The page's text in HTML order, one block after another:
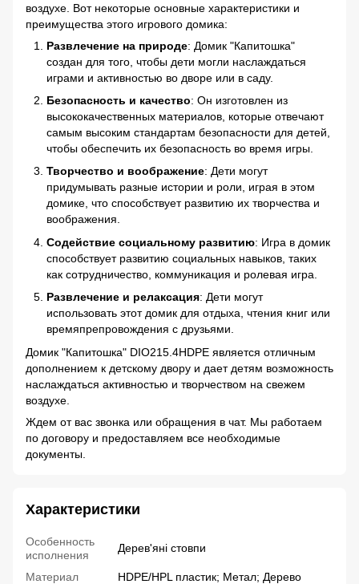
воздухе. Вот некоторые основные характеристики и
преимущества этого игрового домика:
Развлечение на природе: Домик "Капитошка"
создан для того, чтобы дети могли наслаждаться
играми и активностью во дворе или в саду.
Безопасность и качество: Он изготовлен из
высококачественных материалов, которые отвечают
самым высоким стандартам безопасности для детей,
чтобы обеспечить их безопасность во время игры.
Творчество и воображение: Дети могут
придумывать разные истории и роли, играя в этом
домике, что способствует развитию их творчества и
воображения.
Содействие социальному развитию: Игра в домик
способствует развитию социальных навыков, таких
как сотрудничество, коммуникация и ролевая игра.
Развлечение и релаксация: Дети могут
использовать этот домик для отдыха, чтения книг или
времяпрепровождения с друзьями.
Домик "Капитошка" DIO215.4HDPE является отличным
дополнением к детскому двору и дает детям возможность
наслаждаться активностью и творчеством на свежем
воздухе.
Ждем от вас звонка или обращения в чат. Мы работаем
по договору и предоставляем все необходимые
документы.
Характеристики
Особенность
исполнения
Дерев'яні стовпи
Материал
HDPE/HPL пластик; Метал; Дерево